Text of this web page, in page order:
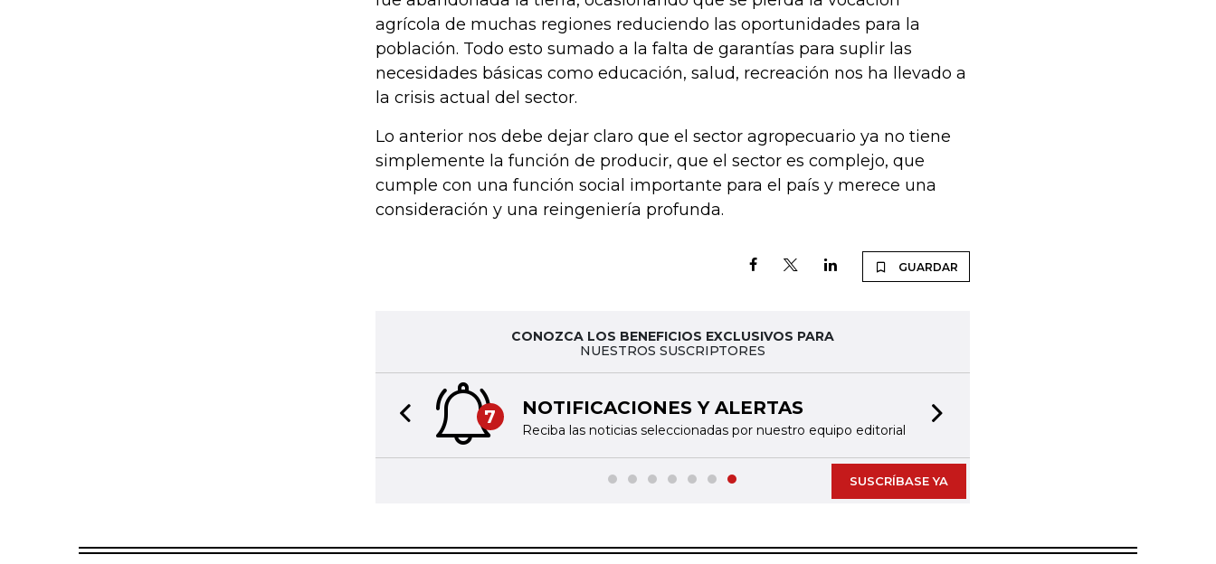
agrícola de muchas regiones reduciendo las oportunidades para la
población. Todo esto sumado a la falta de garantías para suplir las
necesidades básicas como educación, salud, recreación nos ha llevado a
la crisis actual del sector.
Lo anterior nos debe dejar claro que el sector agropecuario ya no tiene
simplemente la función de producir, que el sector es complejo, que
cumple con una función social importante para el país y merece una
consideración y una reingeniería profunda.
GUARDAR
CONOZCA LOS BENEFICIOS EXCLUSIVOS PARA
NUESTROS SUSCRIPTORES
7 NOTIFICACIONES Y ALERTAS
Reciba las noticias seleccionadas por nuestro equipo editorial
Previous slide
SUSCRÍBASE YA